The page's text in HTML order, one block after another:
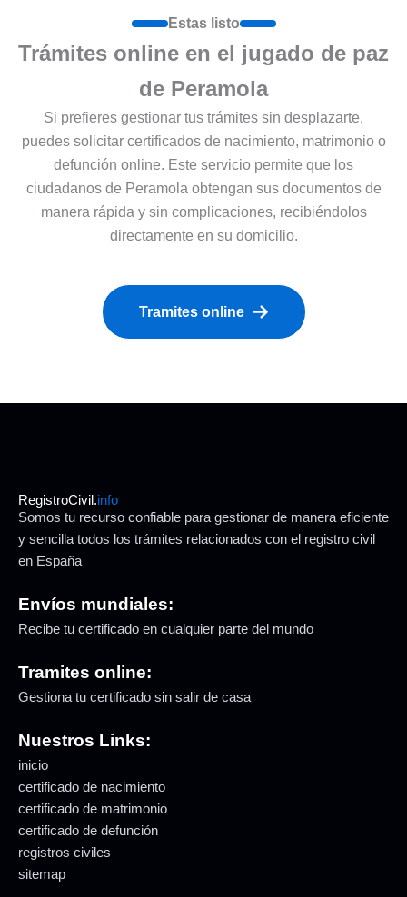
Estas listo
Trámites online en el jugado de paz
de Peramola
Si prefieres gestionar tus trámites sin desplazarte,
puedes solicitar certificados de nacimiento, matrimonio o
defunción online. Este servicio permite que los
ciudadanos de Peramola obtengan sus documentos de
manera rápida y sin complicaciones, recibiéndolos
directamente en su domicilio.
Tramites online
RegistroCivil.info
Somos tu recurso confiable para gestionar de manera eficiente
y sencilla todos los trámites relacionados con el registro civil
en España
Envíos mundiales:
Recibe tu certificado en cualquier parte del mundo
Tramites online:
Gestiona tu certificado sin salir de casa
Nuestros Links:
inicio
certificado de nacimiento
certificado de matrimonio
certificado de defunción
registros civiles
sitemap